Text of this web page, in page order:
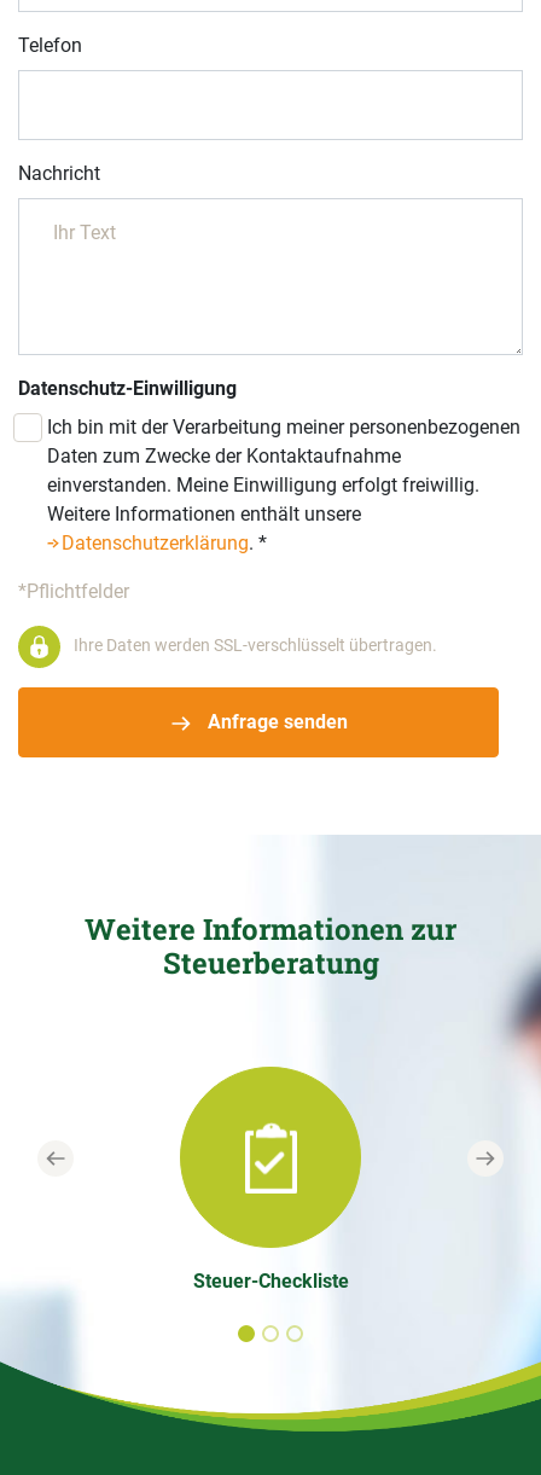
Telefon
Nachricht
Datenschutz-Einwilligung
Ich bin mit der Verarbeitung meiner personenbezogenen
Daten zum Zwecke der Kontaktaufnahme
einverstanden. Meine Einwilligung erfolgt freiwillig.
Weitere Informationen enthält unsere
Datenschutzerklärung. *
*Pflichtfelder
Anfrage senden
Ihre Daten werden SSL-verschlüsselt übertragen.
Weitere Informationen zur
Steuerberatung
Steuer-Checkliste
Previous Next